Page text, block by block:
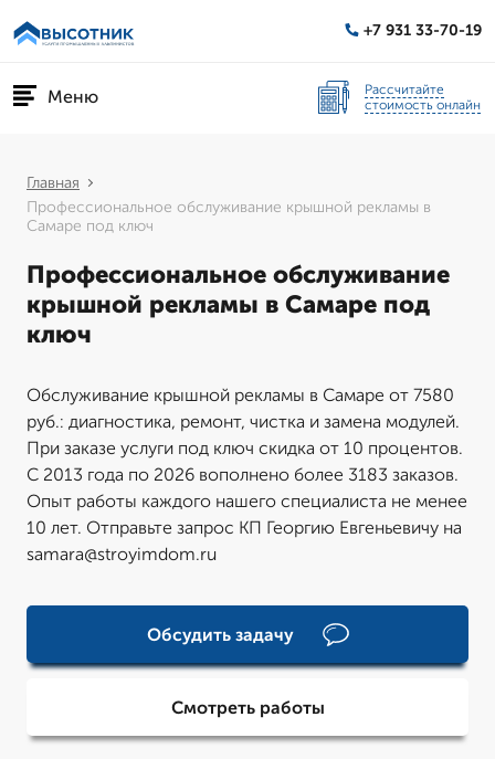
+7 931 33-70-19
Меню
Рассчитайте
стоимость онлайн
Главная
Профессиональное обслуживание крышной рекламы в
Самаре под ключ
Профессиональное обслуживание
крышной рекламы в Самаре под
ключ
Обслуживание крышной рекламы в Самаре от 7580
руб.: диагностика, ремонт, чистка и замена модулей.
При заказе услуги под ключ скидка от 10 процентов.
С 2013 года по 2026 вополнено более 3183 заказов.
Опыт работы каждого нашего специалиста не менее
10 лет. Отправьте запрос КП Георгию Евгеньевичу на
samara@stroyimdom.ru
Обсудить задачу
Смотреть работы